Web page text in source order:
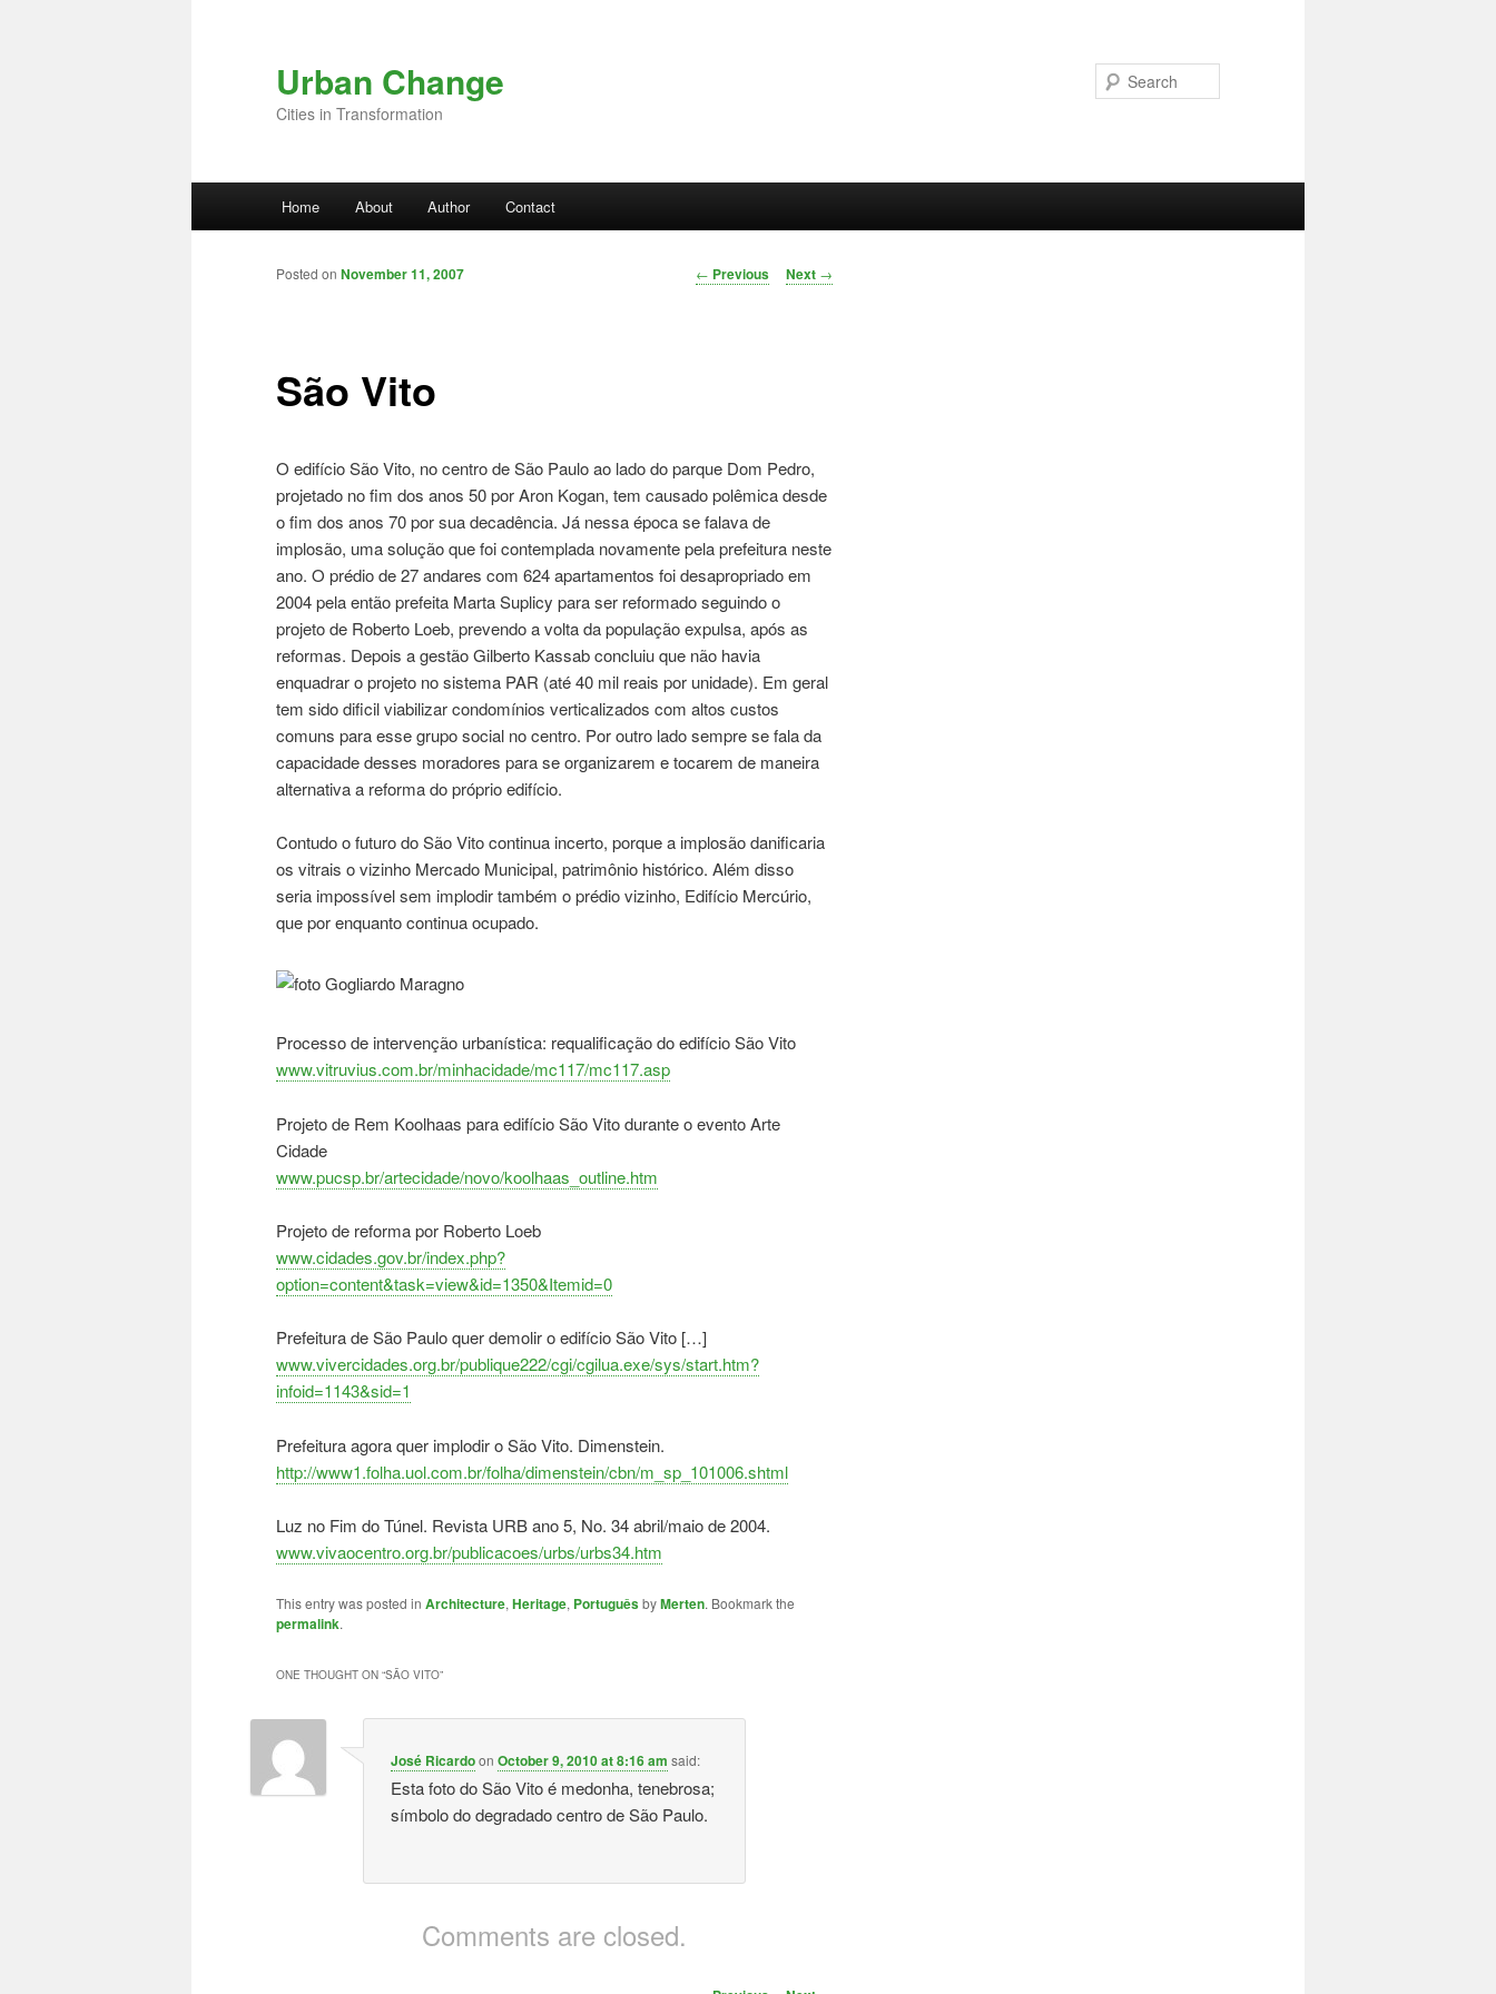
Urban Change
Cities in Transformation
Home About Author Contact
Post navigation
← Previous Next →
São Vito
Posted on November 11, 2007
O edifício São Vito, no centro de São Paulo ao lado do parque Dom Pedro,
projetado no fim dos anos 50 por Aron Kogan, tem causado polêmica desde
o fim dos anos 70 por sua decadência. Já nessa época se falava de
implosão, uma solução que foi contemplada novamente pela prefeitura neste
ano. O prédio de 27 andares com 624 apartamentos foi desapropriado em
2004 pela então prefeita Marta Suplicy para ser reformado seguindo o
projeto de Roberto Loeb, prevendo a volta da população expulsa, após as
reformas. Depois a gestão Gilberto Kassab concluiu que não havia
enquadrar o projeto no sistema PAR (até 40 mil reais por unidade). Em geral
tem sido dificil viabilizar condomínios verticalizados com altos custos
comuns para esse grupo social no centro. Por outro lado sempre se fala da
capacidade desses moradores para se organizarem e tocarem de maneira
alternativa a reforma do próprio edifício.
Contudo o futuro do São Vito continua incerto, porque a implosão danificaria
os vitrais o vizinho Mercado Municipal, patrimônio histórico. Além disso
seria impossível sem implodir também o prédio vizinho, Edifício Mercúrio,
que por enquanto continua ocupado.
Processo de intervenção urbanística: requalificação do edifício São Vito
www.vitruvius.com.br/minhacidade/mc117/mc117.asp
Projeto de Rem Koolhaas para edifício São Vito durante o evento Arte
Cidade
www.pucsp.br/artecidade/novo/koolhaas_outline.htm
Projeto de reforma por Roberto Loeb
www.cidades.gov.br/index.php?
option=content&task=view&id=1350&Itemid=0
Prefeitura de São Paulo quer demolir o edifício São Vito […]
www.vivercidades.org.br/publique222/cgi/cgilua.exe/sys/start.htm?
infoid=1143&sid=1
Prefeitura agora quer implodir o São Vito. Dimenstein.
http://www1.folha.uol.com.br/folha/dimenstein/cbn/m_sp_101006.shtml
Luz no Fim do Túnel. Revista URB ano 5, No. 34 abril/maio de 2004.
www.vivaocentro.org.br/publicacoes/urbs/urbs34.htm
This entry was posted in Architecture, Heritage, PortuguêsbyMerten. Bookmark the
permalink.
ONE THOUGHT ON “SÃO VITO”
José RicardoonOctober 9, 2010 at 8:16 am said:
Esta foto do São Vito é medonha, tenebrosa;
símbolo do degradado centro de São Paulo.
Comments are closed.